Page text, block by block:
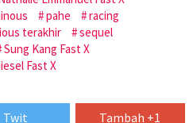
pahe
racing
terakhir
sequel
Sung Kang Fast X
Fast X
Twit
Tambah +1